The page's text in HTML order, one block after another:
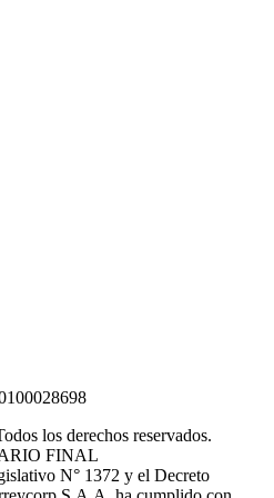
los derechos reservados.
FINAL
N° 1372 y el Decreto